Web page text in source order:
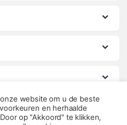
website om u de beste
en herhaalde
op "Akkoord" te klikken,